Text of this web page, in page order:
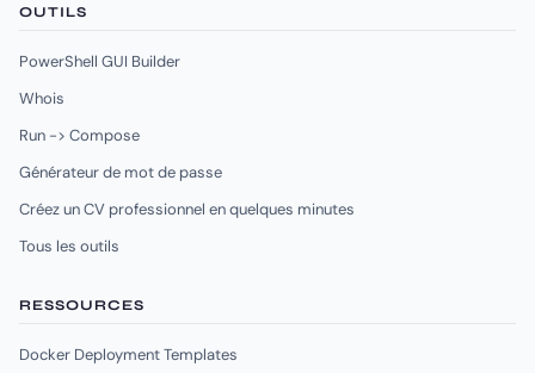
OUTILS
PowerShell GUI Builder
Whois
Run -> Compose
Générateur de mot de passe
Créez un CV professionnel en quelques minutes
Tous les outils
RESSOURCES
Docker Deployment Templates